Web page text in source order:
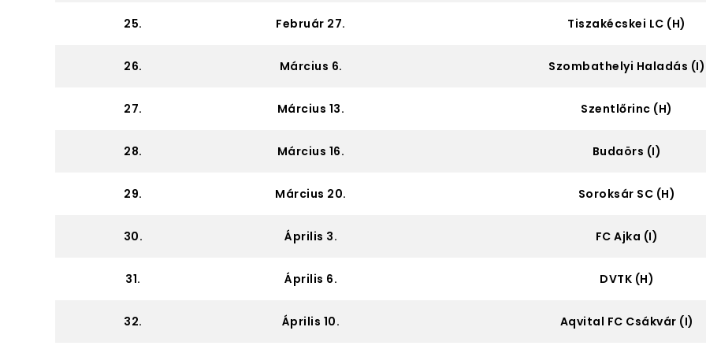
25. Február 27. Tiszakécskei LC (H)
26. Március 6. Szombathelyi Haladás (I)
27. Március 13. Szentlőrinc (H)
28. Március 16. Budaörs (I)
29. Március 20. Soroksár SC (H)
30. Április 3. FC Ajka (I)
31. Április 6. DVTK (H)
32. Április 10. Aqvital FC Csákvár (I)